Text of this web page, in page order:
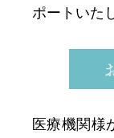
ポートいた
医療機関様